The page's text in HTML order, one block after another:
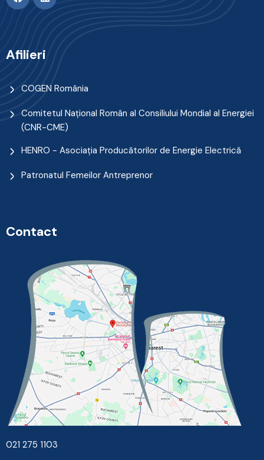
Afilieri
COGEN România
Comitetul Naţional Român al Consiliului Mondial al Energiei
(CNR-CME)
HENRO - Asociația Producătorilor de Energie Electrică
Patronatul Femeilor Antreprenor
Contact
021 275 1103